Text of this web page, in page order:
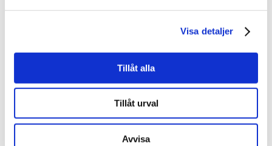
Visa detaljer
Tillåt alla
Tillåt urval
Avvisa